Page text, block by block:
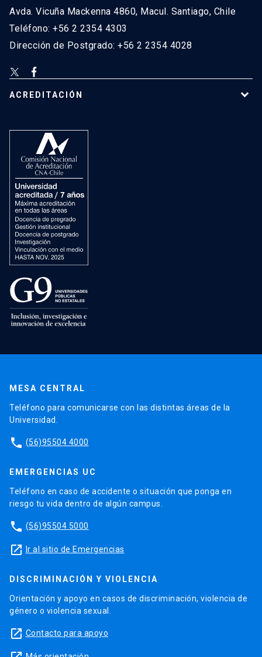
Avda. Vicuña Mackenna 4860, Macul. Santiago, Chile
Teléfono: +56 2 2354 4303
Dirección de Postgrado: +56 2 2354 4028
ACREDITACIÓN
MESA CENTRAL
Teléfono para comunicarse con las distintas áreas de la
Universidad.
phone (56)95504 4000
EMERGENCIAS UC
Teléfono en caso de accidente o situación que ponga en
riesgo tu vida dentro de algún campus.
phone (56)95504 5000
launch Ir al sitio de Emergencias
DISCRIMINACIÓN Y VIOLENCIA
Orientación y apoyo en casos de discriminación, violencia de
género o violencia sexual.
launch Contacto para apoyo